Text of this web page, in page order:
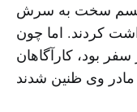
جسم سخت به سرش
کردند. اما چون
بود، کارآگاهان